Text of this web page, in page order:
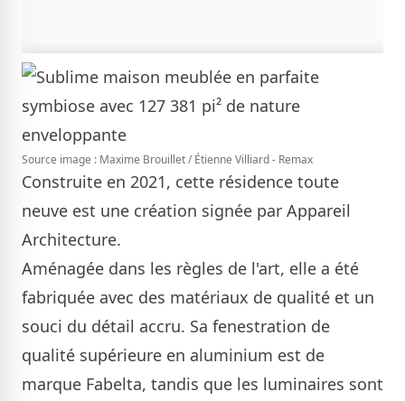
Source image : Maxime Brouillet / Étienne Villiard - Remax
Construite en 2021, cette résidence toute
neuve est une création signée par Appareil
Architecture.
Aménagée dans les règles de l'art, elle a été
fabriquée avec des matériaux de qualité et un
souci du détail accru. Sa fenestration de
qualité supérieure en aluminium est de
marque Fabelta, tandis que les luminaires sont